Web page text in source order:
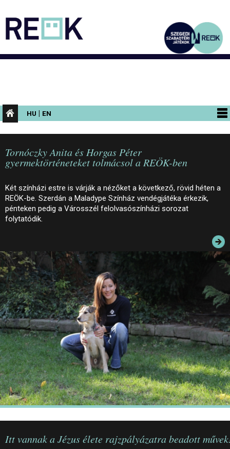
HU | EN
PROGRAMOK
KIÁLLÍTÁSOK
INFORMÁCIÓK
ELÉRHETŐSÉG
PALOTASÉTÁK ÉS VEZETÉSEK
KÖZÉRDEKŰ ADATOK
Tornóczky Anita és Horgas Péter
gyermektörténeteket tolmácsol a REÖK-ben
Két színházi estre is várják a nézőket a következő, rövid héten a
REÖK-be. Szerdán a Maladype Színház vendégjátéka érkezik,
pénteken pedig a Városszél felolvasószínházi sorozat
folytatódik.
Itt vannak a Jézus élete rajzpályázatra beadott